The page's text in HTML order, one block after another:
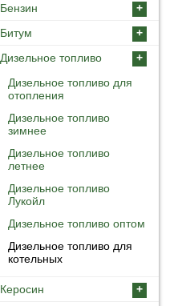
Бензин
+
Битум
+
Дизельное топливо
+
Дизельное топливо для
отопления
Дизельное топливо
зимнее
Дизельное топливо
летнее
Дизельное топливо
Лукойл
Дизельное топливо оптом
Дизельное топливо для
котельных
Керосин
+